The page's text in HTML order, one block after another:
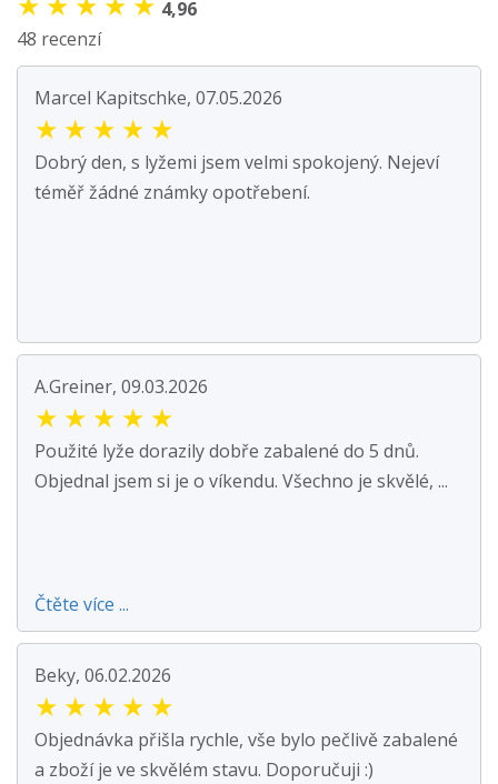
4,96
48 recenzí
Marcel Kapitschke, 07.05.2026
★ ★ ★ ★ ★
Dobrý den, s lyžemi jsem velmi spokojený. Nejeví
téměř žádné známky opotřebení.
A.Greiner, 09.03.2026
★ ★ ★ ★ ★
Použité lyže dorazily dobře zabalené do 5 dnů.
Objednal jsem si je o víkendu. Všechno je skvělé, ...
Čtěte více ...
Beky, 06.02.2026
★ ★ ★ ★ ★
Objednávka přišla rychle, vše bylo pečlivě zabalené
a zboží je ve skvělém stavu. Doporučuji :)